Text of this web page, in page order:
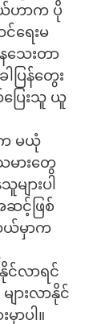
ယ်ဟာက ပို
ရေးမ
သေးတာ
ြန်တွေး
ြေးသူ ယူ
က မယုံ
ားတွေ
ားပါ
င့်ဖြစ်
ယ်မှာက
င်လာရင်
ားလာနိုင်
ာပါ။